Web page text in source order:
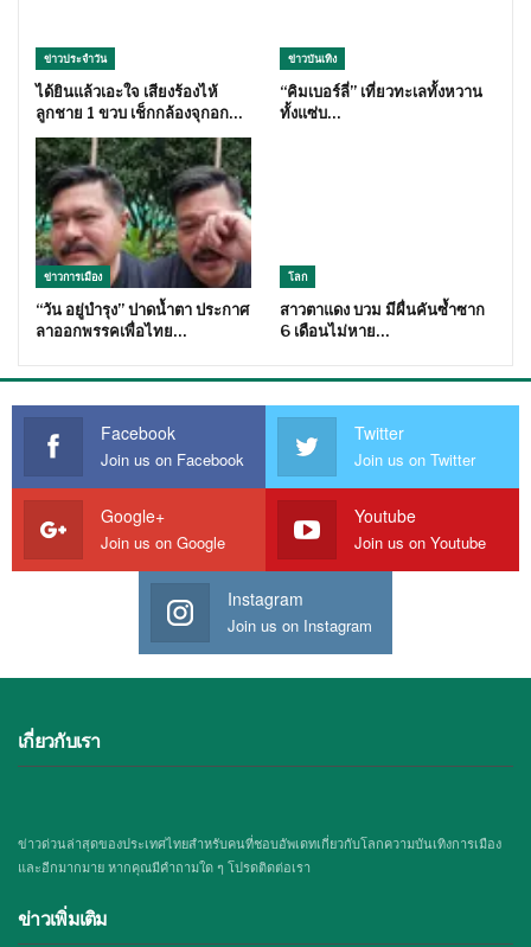
ข่าวประจำวัน
ได้ยินแล้วเอะใจ เสียงร้องไห้
ลูกชาย 1 ขวบ เช็กกล้องจุกอก…
ข่าวบันเทิง
“คิมเบอร์ลี่” เที่ยวทะเลทั้งหวาน
ทั้งแซ่บ…
ข่าวการเมือง
“วัน อยู่บำรุง” ปาดน้ำตา ประกาศ
ลาออกพรรคเพื่อไทย…
โลก
สาวตาแดง บวม มีผื่นคันซ้ำซาก
6 เดือนไม่หาย…
Facebook
Join us on Facebook
Twitter
Join us on Twitter
Google+
Join us on Google
Youtube
Join us on Youtube
Instagram
Join us on Instagram
เกี่ยวกับเรา
ข่าวด่วนล่าสุดของประเทศไทยสำหรับคนที่ชอบอัพเดทเกี่ยวกับโลกความบันเทิงการเมือง
และอีกมากมาย หากคุณมีคำถามใด ๆ โปรดติดต่อเรา
ข่าวเพิ่มเติม